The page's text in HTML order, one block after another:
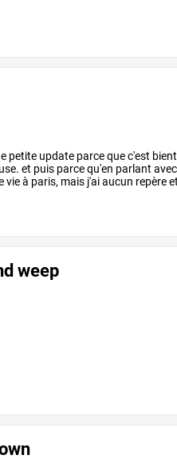
petite update parcequec'est
et puis parcequ'en parlant avec
vieà paris, mais j'aiaucun repère
weep